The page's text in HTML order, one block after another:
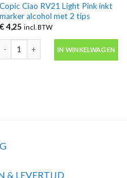
alcohol aantal
Copic Ciao RV21 Light Pink inkt
marker alcohol met 2 tips
€4,25 incl. BTW
Copic Ciao RV21 Light Pink inkt
IN WINKELWAGEN
& LEVERTIJD